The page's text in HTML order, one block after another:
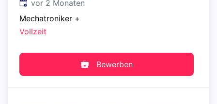
Veröffentlicht:
vor 2 Monaten
Mechatroniker +
Vollzeit
Bewerben